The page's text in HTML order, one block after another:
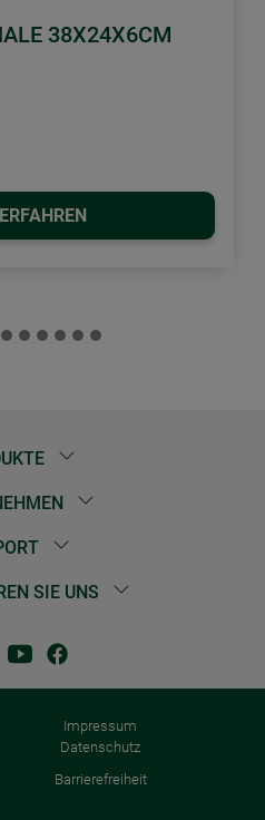
38X24X6CM
SIE UNS
Impressum
Datenschutz
Barrierefreiheit